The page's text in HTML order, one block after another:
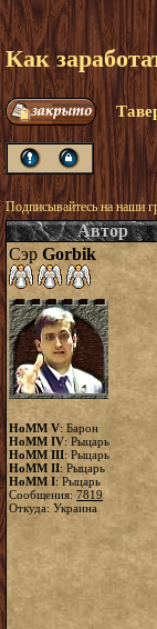
Как
Подписывайтесь на наши
Автор
Сэр Gorbik
HoMM V: Барон
HoMM IV: Рыцарь
HoMM III: Рыцарь
HoMM II: Рыцарь
HoMM I: Рыцарь
Сообщения: 7819
Откуда: Украина